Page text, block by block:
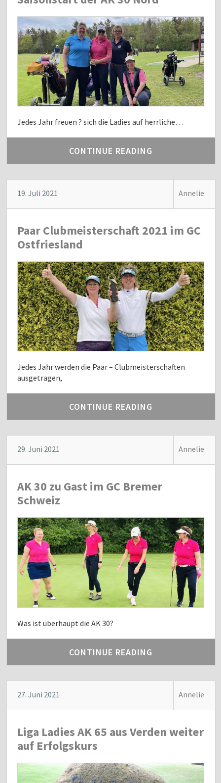
Jedes Jahr freuen ? sich die Ladies auf herrliche…
CONTINUE READING
19. Juli 2021 Annelie
Paar Clubmeisterschaft 2021 im GC
Ostfriesland
Jedes Jahr werden die Paar – Clubmeisterschaften
ausgetragen,
CONTINUE READING
29. Juni 2021 Annelie
AK 30 zu Gast im GC Bremer
Schweiz
Was ist überhaupt die AK 30?
CONTINUE READING
27. Juni 2021 Annelie
Liga Ladies AK 65 aus Verden weiter
auf Erfolgskurs